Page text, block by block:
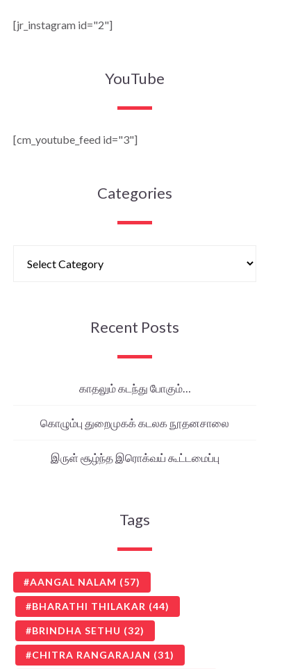
[jr_instagram id="2"]
YouTube
[cm_youtube_feed id="3"]
Categories
Recent Posts
காதலும் கடந்து போகும்…
கொழும்பு துறைமுகக் கடலக நூதனசாலை
இருள் சூழ்ந்த இரொக்வய் கூட்டமைப்பு
Tags
AANGAL NALAM (57)
BHARATHI THILAKAR (44)
BRINDHA SETHU (32)
CHITRA RANGARAJAN (31)